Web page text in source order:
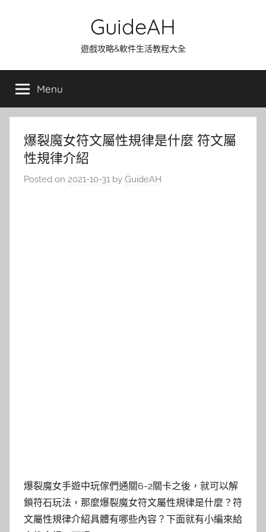
GuideAH
遊戲攻略&軟件生活教程大全
Menu
爆裂魔女符文屬性規律是什麼 符文屬
性規律介紹
Posted on 2021-10-31 by GuideAH
爆裂魔女手遊中玩傢們通關6-2關卡之後，就可以解
鎖符石玩法，那麼爆裂魔女符文屬性規律是什麼？符
文屬性規律介紹具體有哪些內容？下面就有小編來給